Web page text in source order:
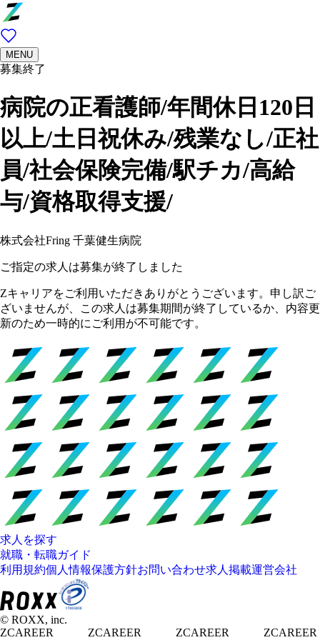
MENU
募集終了
病院の正看護師/年間休日120日
以上/土日祝休み/残業なし/正社
員/社会保険完備/駅チカ/高給
与/資格取得支援/
株式会社Fring 千葉健生病院
ご指定の求人は募集が終了しました
Zキャリアをご利用いただきありがとうございます。申し訳ご
ざいませんが、この求人は募集期間が終了しているか、内容更
新のため一時的にご利用が不可能です。
求人を探す
就職・転職ガイド
利用規約個人情報保護方針お問い合わせ求人掲載運営会社
© ROXX, inc.
ZCAREER
ZCAREER ZCAREER ZCAREER